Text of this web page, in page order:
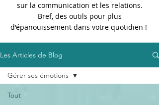
sur la communication et les relations.
Bref, des outils pour plus
d'épanouissement dans votre quotidien !
Les Articles de Blog
Tout
Gérer ses émotions